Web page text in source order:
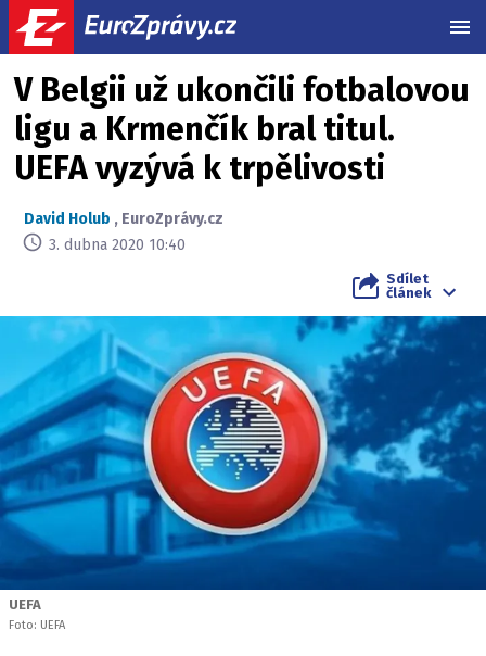
V Belgii už ukončili fotbalovou
ligu a Krmenčík bral titul.
UEFA vyzývá k trpělivosti
David Holub , EuroZprávy.cz
3. dubna 2020 10:40
Sdílet
článek
UEFA
Foto: UEFA